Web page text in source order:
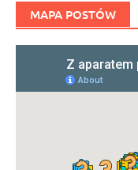
MAPA POSTÓW